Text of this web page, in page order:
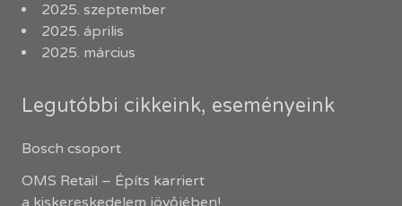
2025. szeptember
2025. április
2025. március
Legutóbbi cikkeink, eseményeink
Bosch csoport
OMS Retail – Építs karriert
a kiskereskedelem jövőjében!